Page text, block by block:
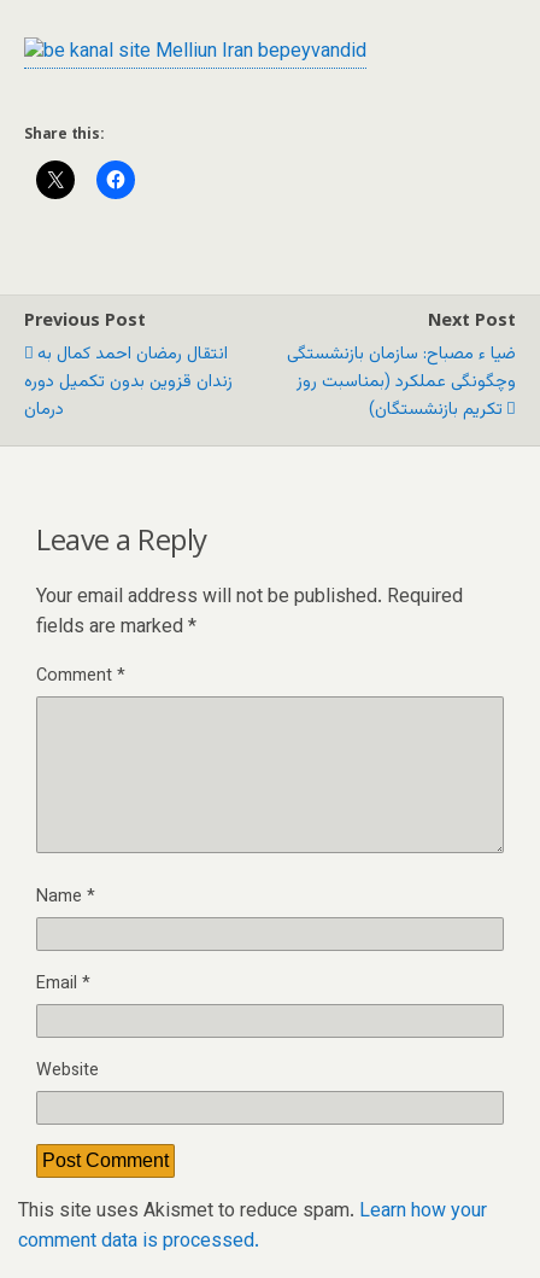
Share this:
Previous Post
انتقال رمضان احمد کمال به
زندان قزوین بدون تکمیل دوره
درمان
Next Post
ضیا ء مصباح: سازمان بازنشستگی
وچگونگی عملکرد (بمناسبت روز
تکریم بازنشستگان)
Leave a Reply
Your email address will not be published. Required
fields are marked *
Comment*
Name *
Email *
Website
This site uses Akismet to reduce spam. Learn how your
comment data is processed.